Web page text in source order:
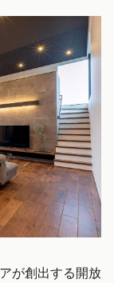
が創出する開放